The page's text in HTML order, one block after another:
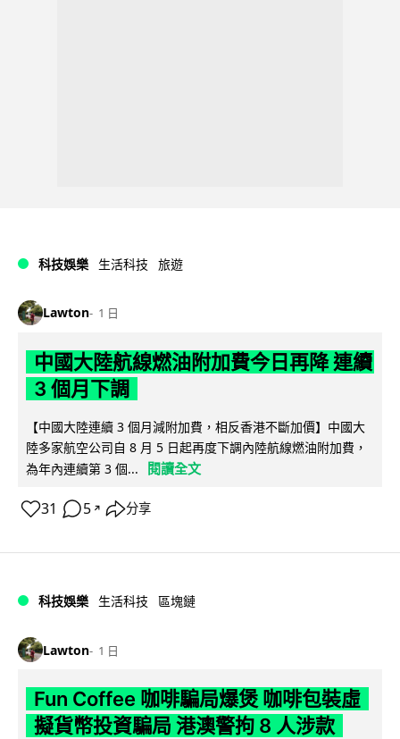
科技娛樂 生活科技 旅遊
Lawton 1 日
中國大陸航線燃油附加費今日再降 連續
3 個月下調
【中國大陸連續 3 個月減附加費，相反香港不斷加價】中國大
陸多家航空公司自 8 月 5 日起再度下調內陸航線燃油附加費，
為年內連續第 3 個...
閱讀全文
31 5 ↗ 分享
科技娛樂 生活科技 區塊鏈
Lawton 1 日
Fun Coffee 咖啡騙局爆煲 咖啡包裝虛
擬貨幣投資騙局 港澳警拘 8 人涉款